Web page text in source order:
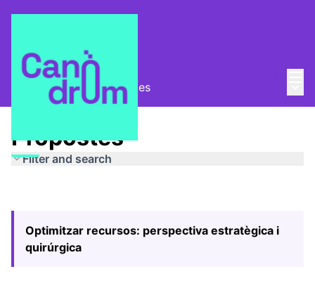
Pla Estratègic Propostes
Propostes
Filter and search
Optimitzar recursos: perspectiva estratègica i
quirúrgica